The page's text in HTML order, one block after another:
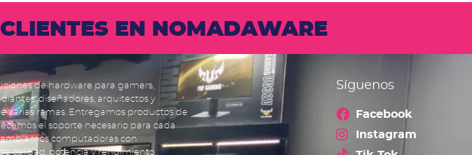
EN NOMADAWARE
de hardware para gamers,
diseñadores, arquitectos y
varias ramas. Entregamos productos de
el soporte necesario para cada
computadoras con
calidad, potencia y rendimiento.
Síguenos
Facebook
Instagram